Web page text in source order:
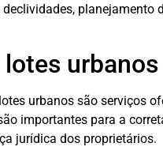
planejamento
urbanos
urbanos são serviços
importantes para a
jurídica dos proprietários.